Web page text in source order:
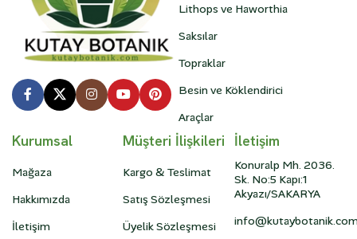
Lithops ve Haworthia
Saksılar
Topraklar
Besin ve Köklendirici
Araçlar
Kurumsal
Mağaza
Hakkımızda
İletişim
Müşteri İlişkileri
Kargo & Teslimat
Satış Sözleşmesi
Üyelik Sözleşmesi
İletişim
Konuralp Mh. 2036.
Sk. No:5 Kapı:1
Akyazı/SAKARYA